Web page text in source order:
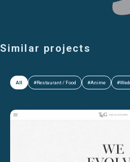
Similar projects
All #Restaurant / Food #Anime